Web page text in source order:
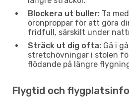
Blockera ut buller: Ta
öronproppar för att göra
fridfull, särskilt under
Sträck ut dig ofta: Gå i
stretchövningar i stolen
flödande på längre
Flygtid och